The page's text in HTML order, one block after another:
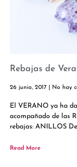
Rebajas de
26 junio, 2017 No hay
El VERANO ya ha
acompañado de las
rebajas: ANILLOS
Read More